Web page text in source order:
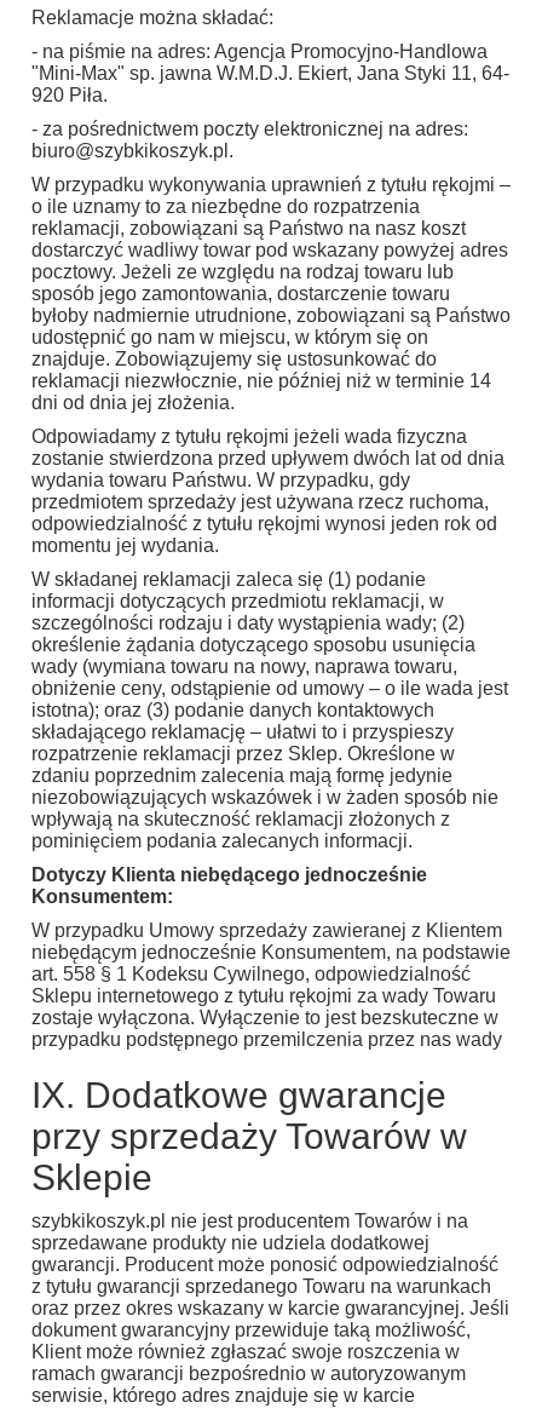
Reklamacje można składać:
- na piśmie na adres: Agencja Promocyjno-Handlowa
"Mini-Max" sp. jawna W.M.D.J. Ekiert, Jana Styki 11, 64-
920 Piła.
- za pośrednictwem poczty elektronicznej na adres:
biuro@szybkikoszyk.pl.
W przypadku wykonywania uprawnień z tytułu rękojmi –
o ile uznamy to za niezbędne do rozpatrzenia
reklamacji, zobowiązani są Państwo na nasz koszt
dostarczyć wadliwy towar pod wskazany powyżej adres
pocztowy. Jeżeli ze względu na rodzaj towaru lub
sposób jego zamontowania, dostarczenie towaru
byłoby nadmiernie utrudnione, zobowiązani są Państwo
udostępnić go nam w miejscu, w którym się on
znajduje. Zobowiązujemy się ustosunkować do
reklamacji niezwłocznie, nie później niż w terminie 14
dni od dnia jej złożenia.
Odpowiadamy z tytułu rękojmi jeżeli wada fizyczna
zostanie stwierdzona przed upływem dwóch lat od dnia
wydania towaru Państwu. W przypadku, gdy
przedmiotem sprzedaży jest używana rzecz ruchoma,
odpowiedzialność z tytułu rękojmi wynosi jeden rok od
momentu jej wydania.
W składanej reklamacji zaleca się (1) podanie
informacji dotyczących przedmiotu reklamacji, w
szczególności rodzaju i daty wystąpienia wady; (2)
określenie żądania dotyczącego sposobu usunięcia
wady (wymiana towaru na nowy, naprawa towaru,
obniżenie ceny, odstąpienie od umowy – o ile wada jest
istotna); oraz (3) podanie danych kontaktowych
składającego reklamację – ułatwi to i przyspieszy
rozpatrzenie reklamacji przez Sklep. Określone w
zdaniu poprzednim zalecenia mają formę jedynie
niezobowiązujących wskazówek i w żaden sposób nie
wpływają na skuteczność reklamacji złożonych z
pominięciem podania zalecanych informacji.
Dotyczy Klienta niebędącego jednocześnie
Konsumentem:
W przypadku Umowy sprzedaży zawieranej z Klientem
niebędącym jednocześnie Konsumentem, na podstawie
art. 558 § 1 Kodeksu Cywilnego, odpowiedzialność
Sklepu internetowego z tytułu rękojmi za wady Towaru
zostaje wyłączona. Wyłączenie to jest bezskuteczne w
przypadku podstępnego przemilczenia przez nas wady
IX. Dodatkowe gwarancje
przy sprzedaży Towarów w
Sklepie
szybkikoszyk.pl nie jest producentem Towarów i na
sprzedawane produkty nie udziela dodatkowej
gwarancji. Producent może ponosić odpowiedzialność
z tytułu gwarancji sprzedanego Towaru na warunkach
oraz przez okres wskazany w karcie gwarancyjnej. Jeśli
dokument gwarancyjny przewiduje taką możliwość,
Klient może również zgłaszać swoje roszczenia w
ramach gwarancji bezpośrednio w autoryzowanym
serwisie, którego adres znajduje się w karcie